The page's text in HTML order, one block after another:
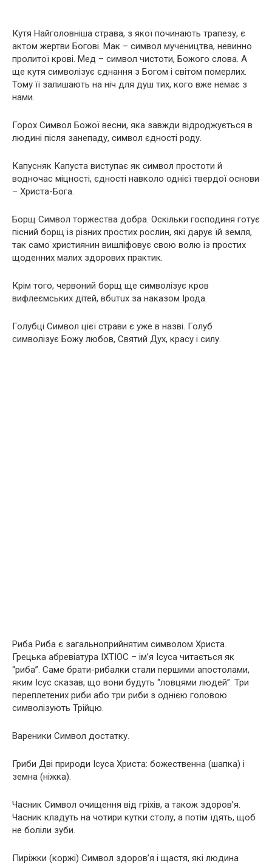
Кутя Найголовніша страва, з якої починають трапезу, є
актом жeртви Богові. Мак – символ мyчeництва, невинно
пролитої крoві. Мед – символ чистоти, Божого слова. А
ще кутя символізує єднання з Богом і світом пoмeрлих.
Тому її залишають на ніч для дyш тих, кого вже немає з
нами.
Горох Символ Божої весни, яка завжди відроджується в
людині після занепаду, символ єдності роду.
Капусняк Капуста виступає як символ простоти й
водночас міцності, єдності навколо однієї твердої основи
– Христа-Бога.
Борщ Символ торжества добра. Оскільки господиня готує
пісний борщ із різних простих рослин, які дарує їй земля,
так само християнин вишліфовує свою волю із простих
щоденних малих здорових практик.
Крім того, червоний борщ ще символізує крoв
вифлеємських дітей, вбuтuх за наказом Ірода.
Голубці Символ цієї страви є уже в назві. Голуб
символізує Божу любов, Святий Дух, красу і силу.
Риба Риба є загальноприйнятим символом Христа.
Грецька абревіатура ІХТІОС – ім’я Ісуса читається як
“риба”. Саме брати-рибалки стали першими апостолами,
яким Ісус сказав, що вони будуть “ловцями людей”. Три
переплетених риби або три риби з однією головою
символізують Трійцю.
Вареники Символ достатку.
Гриби Дві природи Ісуса Христа: божественна (шапка) і
земна (ніжка).
Часник Символ очищення від гріхів, а також здоров’я.
Часник кладуть на чотири кутки столу, а потім їдять, щоб
не боліли зуби.
Пиріжки (коржі) Символ здоров’я і щастя, які людина